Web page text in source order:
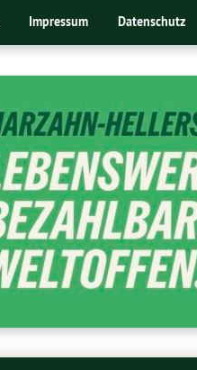
Impressum Datenschutz